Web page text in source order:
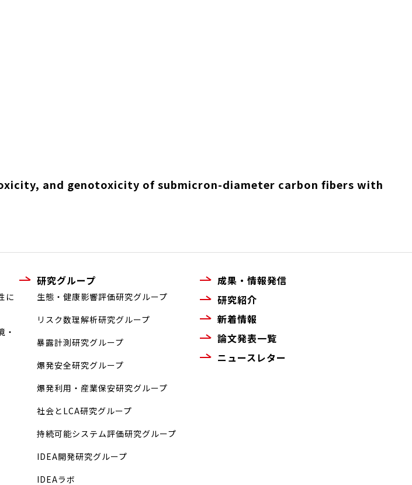
and genotoxicity of submicron-diameter carbon fibers with
に
・
研究グループ
生態・健康影響評価研究グループ
リスク数理解析研究グループ
暴露計測研究グループ
爆発安全研究グループ
爆発利用・産業保安研究グループ
社会とLCA研究グループ
持続可能システム評価研究グループ
IDEA開発研究グループ
IDEAラボ
成果・情報発信
研究紹介
新着情報
論文発表一覧
ニュースレター